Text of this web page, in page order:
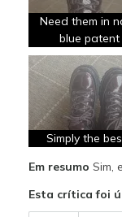
Durable
Stylish
Melhores
Casual Wear
Sizing
View On Shoes
Need them in
blue patent
Simply the
Em resumo Sim,
Esta crítica foi